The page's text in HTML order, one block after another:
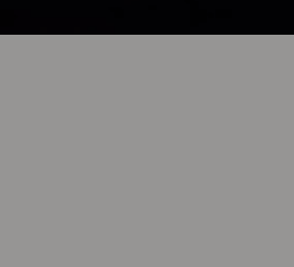
url 복사